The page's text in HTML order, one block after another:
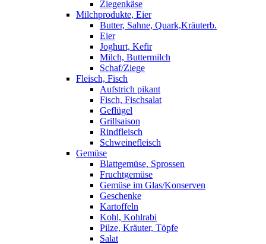
Ziegenkäse
Milchprodukte, Eier
Butter, Sahne, Quark,Kräuterb.
Eier
Joghurt, Kefir
Milch, Buttermilch
Schaf/Ziege
Fleisch, Fisch
Aufstrich pikant
Fisch, Fischsalat
Geflügel
Grillsaison
Rindfleisch
Schweinefleisch
Gemüse
Blattgemüse, Sprossen
Fruchtgemüse
Gemüse im Glas/Konserven
Geschenke
Kartoffeln
Kohl, Kohlrabi
Pilze, Kräuter, Töpfe
Salat